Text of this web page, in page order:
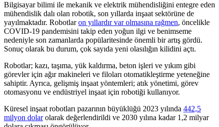
Bilgisayar bilimi ile mekanik ve elektrik mühendisliğini entegre eden
mühendislik dalı olan robotik, son yıllarda inşaat sektörüne de
yayılmaktadır. Robotlaron yıllardır var olmasına rağmen, öncelikle
COVID-19 pandemisini takip eden yoğun ilgi ve benimseme
nedeniyle son zamanlarda popülaritesinde önemli bir artış gördü.
Sonuç olarak bu durum, çok sayıda yeni olasılığın kilidini açtı.
Robotlar; kazı, taşıma, yük kaldırma, beton işleri ve yıkım gibi
görevler için ağır makineleri ve filoları otomatikleştirme yeteneğine
sahiptir. Ayrıca, gelişmiş inşaat yöntemleri; atık yönetimi, görev
otomasyonu ve endüstriyel inşaat için robotiği kullanıyor.
Küresel inşaat robotları pazarının büyüklüğü 2023 yılında 442,5
milyon dolarolarak değerlendirildi ve 2030 yılına kadar 1,2 milyar